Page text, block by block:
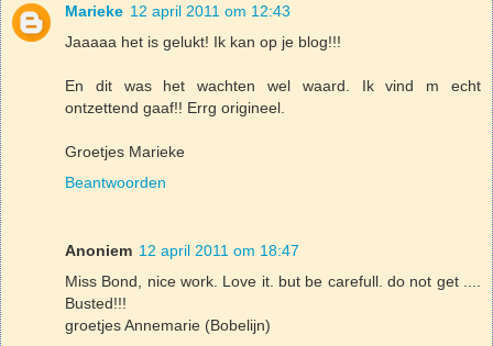
Marieke 12 april 2011 om 12:43
Jaaaaa het is gelukt! Ik kan op je blog!!!
En dit was het wachten wel waard. Ik vind m echt
ontzettend gaaf!! Errg origineel.
Groetjes Marieke
Beantwoorden
Anoniem 12 april 2011 om 18:47
Miss Bond, nice work. Love it. but be carefull. do not get ....
Busted!!!
groetjes Annemarie (Bobelijn)